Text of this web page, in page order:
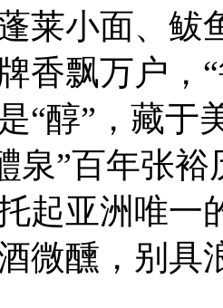
莱小面、鲅
香飘万户，
“醇”，藏于
泉”百年张
起亚洲唯一
微醺，别具